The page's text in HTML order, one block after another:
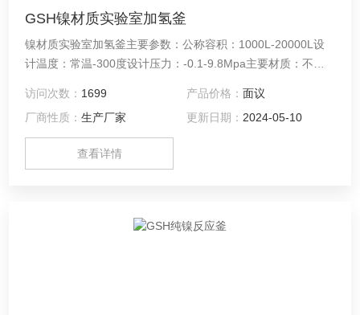
GSH镍材质实验室加氢釜
镍材质实验室加氢釜主要参数：公称容积：1000L-20000L设
计温度：常温-300度设计压力：-0.1-9.8Mpa主要材质：不锈
材，锆材，钛材，蒙耐尔合金。加热方式：电加热，水循环，
油循环，蒸汽循环，远红外线加热等。搅拌形式：推进式、桨
式、锚式、涡轮式，还可根据实际情况和用户要求确定搅拌
访问次数： 1699 产品价格： 面议
厂商性质：生产厂家 更新日期： 2024-05-10
查看详情